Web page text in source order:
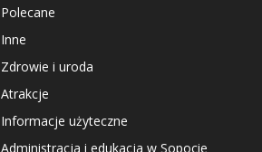
Polecane
Inne
Zdrowie i uroda
Atrakcje
Informacje użyteczne
Administracja i edukacja w Sopocie